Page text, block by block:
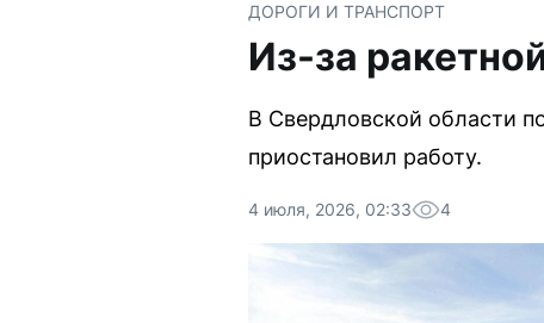
ДОРОГИ И ТРАНСПОРТ
Из-за
В Свердловской области
приостановил работу.
4 июля, 2026, 02:33 4